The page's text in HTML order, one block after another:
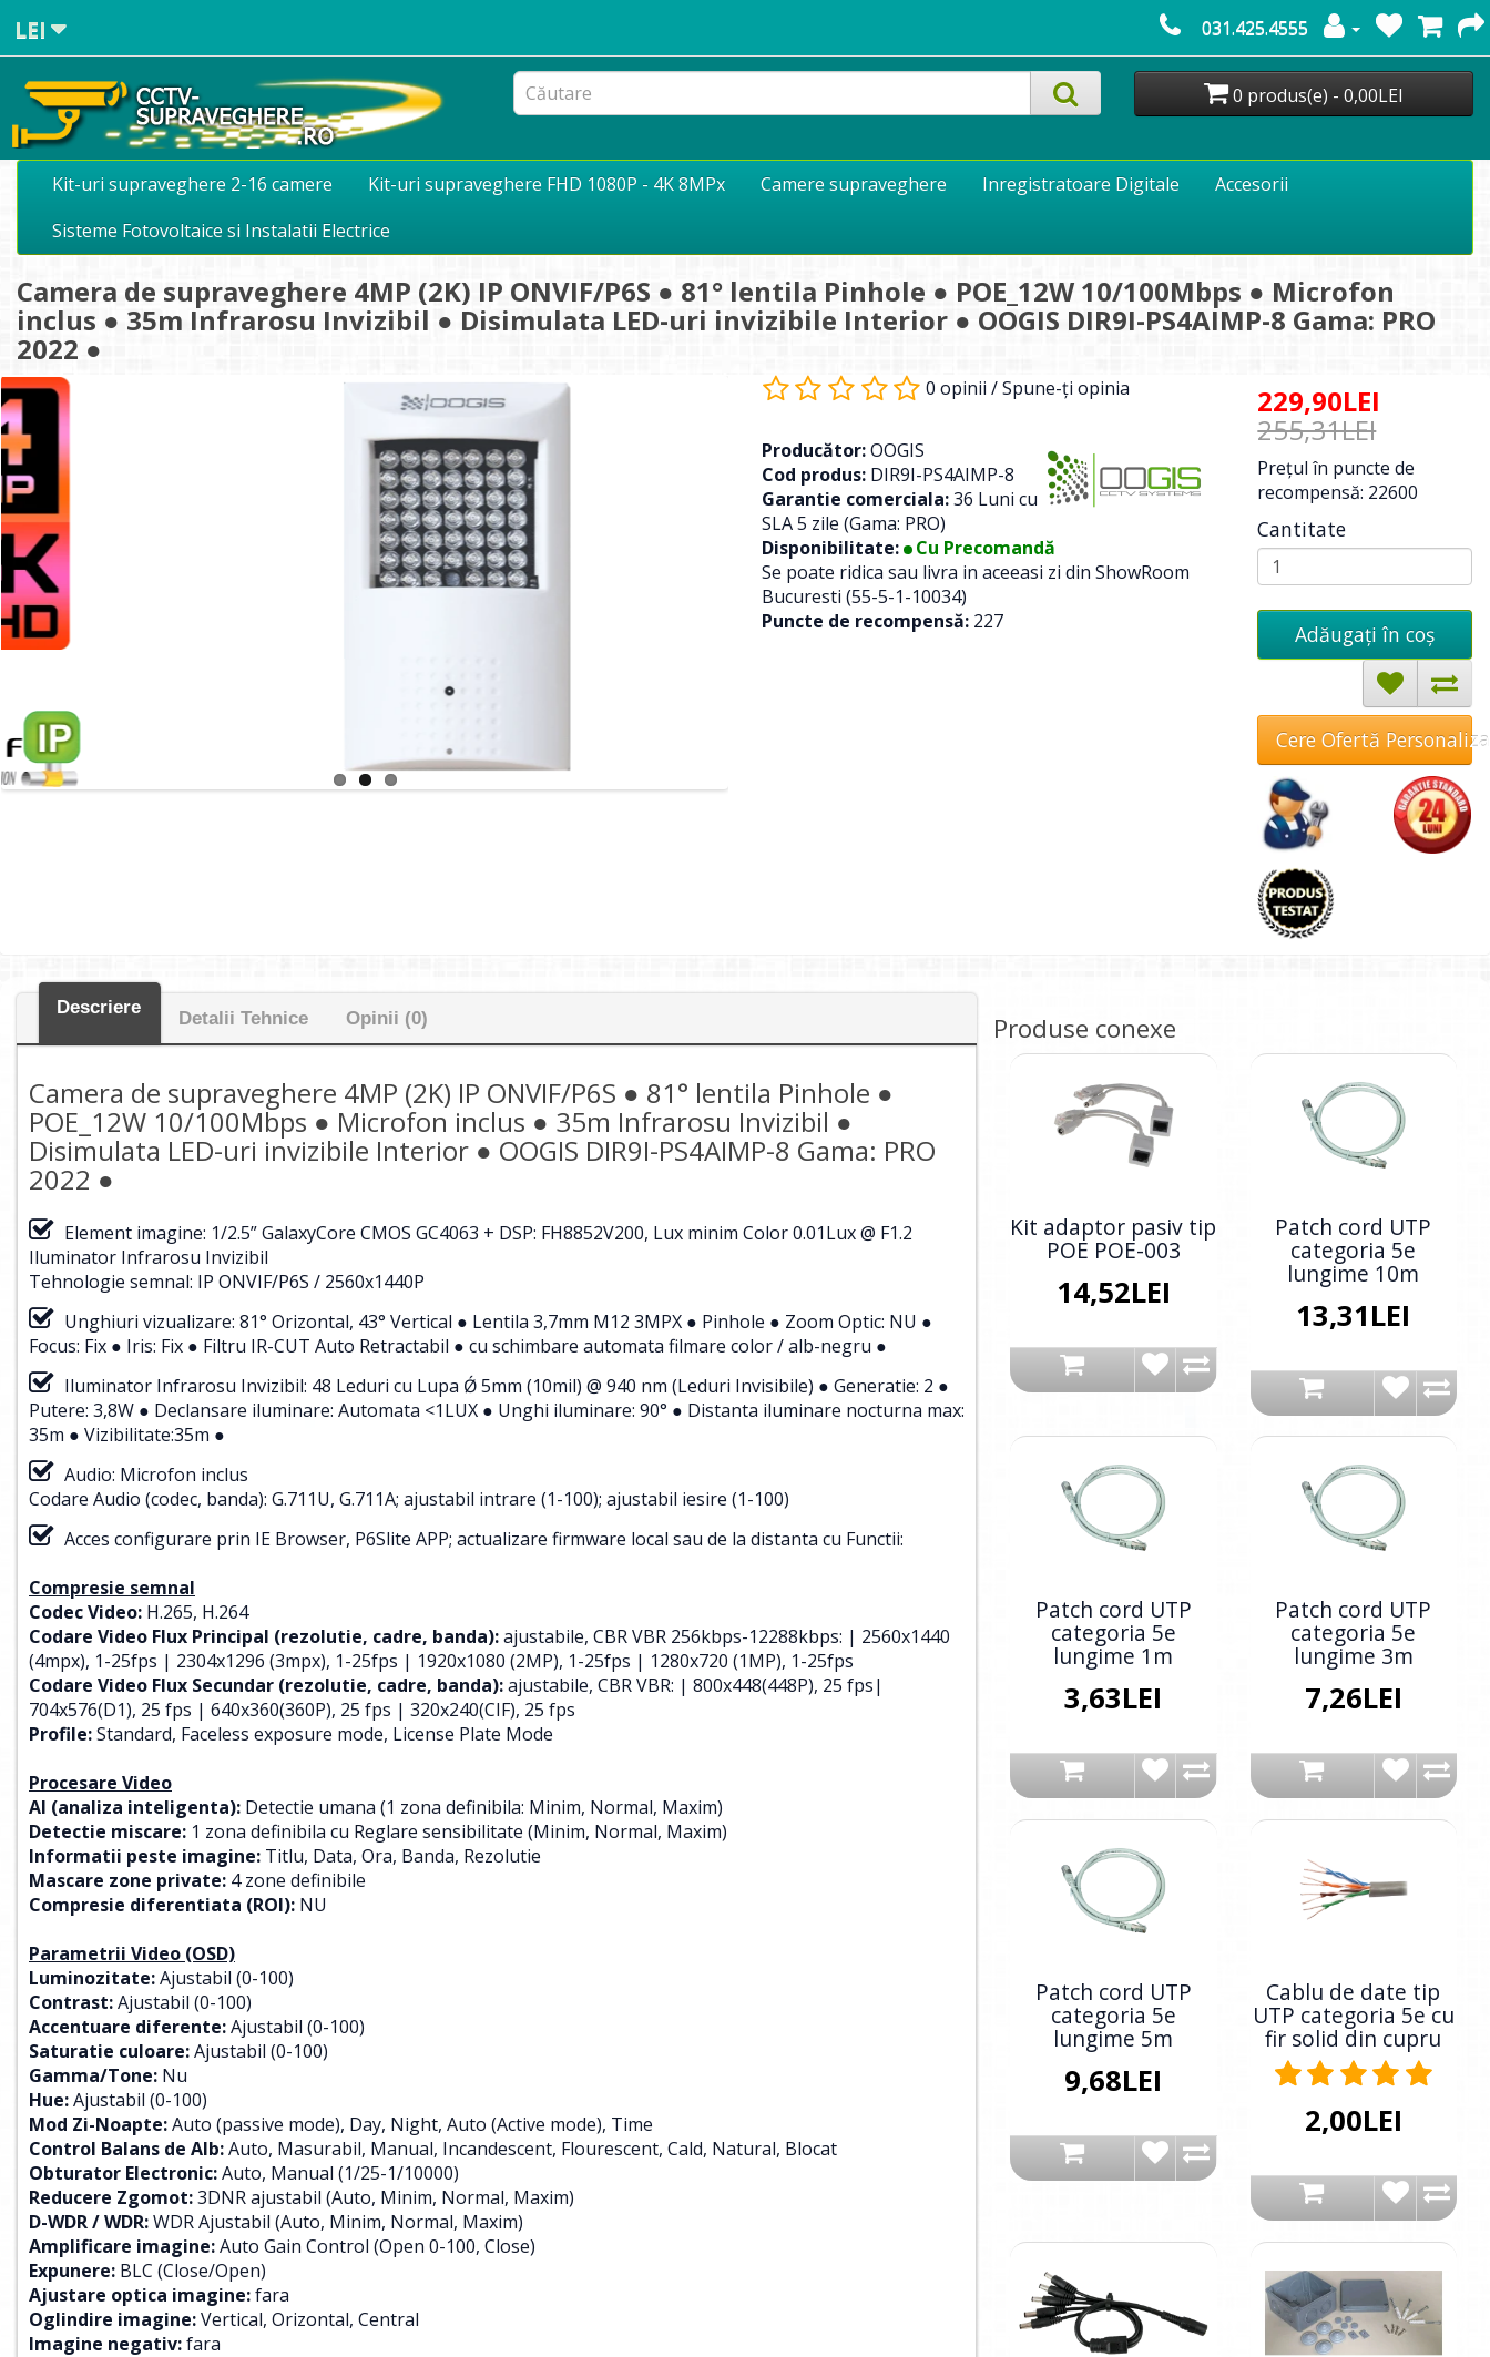
LEI 031.425.4555
0 produs(e) - 0,00LEI
Kit-uri supraveghere 2-16 camere Kit-uri supraveghere FHD 1080P - 4K 8MPx Camere supraveghere Inregistratoare Digitale
Accesorii
Sisteme Fotovoltaice si Instalatii Electrice
Camera de supraveghere 4MP (2K) IP ONVIF/P6S ● 81° lentila Pinhole ● POE_12W 10/100Mbps ● Microfon
inclus ● 35m Infrarosu Invizibil ● Disimulata LED-uri invizibile Interior ● OOGIS DIR9I-PS4AIMP-8 Gama: PRO
2022 ●
0 opinii /Spune-ţi opinia
Producător:OOGIS
Cod produs: DIR9I-PS4AIMP-8
Garantie comerciala:36 Luni cu
SLA 5 zile (Gama: PRO)
Disponibilitate:
Cu Precomandă
Se poate ridica sau livra in aceeasi zi din ShowRoom
Bucuresti (55-5-1-10034)
Puncte de recompensă: 227
229,90LEI
255,31LEI
Preţul în puncte de
recompensă: 22600
Cantitate
Adăugați în coş
Cere Ofertă
Descriere
Detalii Tehnice Opinii (0)
Camera de supraveghere 4MP (2K) IP ONVIF/P6S ● 81° lentila Pinhole ●
POE_12W 10/100Mbps ● Microfon inclus ● 35m Infrarosu Invizibil ●
Disimulata LED-uri invizibile Interior ● OOGIS DIR9I-PS4AIMP-8 Gama: PRO
2022 ●
Element imagine: 1/2.5” GalaxyCore CMOS GC4063 + DSP: FH8852V200, Lux minim Color 0.01Lux @ F1.2
Iluminator Infrarosu Invizibil
Tehnologie semnal: IP ONVIF/P6S / 2560x1440P
Unghiuri vizualizare: 81° Orizontal, 43° Vertical ● Lentila 3,7mm M12 3MPX ● Pinhole ● Zoom Optic: NU ●
Focus: Fix ● Iris: Fix ● Filtru IR-CUT Auto Retractabil ● cu schimbare automata filmare color / alb-negru ●
Iluminator Infrarosu Invizibil: 48 Leduri cu Lupa Ǿ 5mm (10mil) @ 940 nm (Leduri Invisibile) ● Generatie: 2 ●
Putere: 3,8W ● Declansare iluminare: Automata <1LUX ● Unghi iluminare: 90° ● Distanta iluminare nocturna max:
35m ● Vizibilitate:35m ●
Audio: Microfon inclus
Codare Audio (codec, banda): G.711U, G.711A; ajustabil intrare (1-100); ajustabil iesire (1-100)
Acces configurare prin IE Browser, P6Slite APP; actualizare firmware local sau de la distanta cu Functii:
Compresie semnal
Codec Video: H.265, H.264
Codare Video Flux Principal (rezolutie, cadre, banda):ajustabile, CBR VBR 256kbps-12288kbps: | 2560x1440
(4mpx), 1-25fps | 2304x1296 (3mpx), 1-25fps | 1920x1080 (2MP), 1-25fps | 1280x720 (1MP), 1-25fps
Codare Video Flux Secundar (rezolutie, cadre, banda):ajustabile, CBR VBR: | 800x448(448P), 25 fps|
704x576(D1), 25 fps | 640x360(360P), 25 fps | 320x240(CIF), 25 fps
Profile:Standard, Faceless exposure mode, License Plate Mode
Procesare Video
AI (analiza inteligenta): Detectie umana (1 zona definibila: Minim, Normal, Maxim)
Detectie miscare: 1 zona definibila cu Reglare sensibilitate (Minim, Normal, Maxim)
Informatii peste imagine: Titlu, Data, Ora, Banda, Rezolutie
Mascare zone private: 4 zone definibile
Compresie diferentiata (ROI): NU
Parametrii Video (OSD)
Luminozitate:Ajustabil (0-100)
Contrast:Ajustabil (0-100)
Accentuare diferente:Ajustabil (0-100)
Saturatie culoare:Ajustabil (0-100)
Gamma/Tone: Nu
Hue:Ajustabil (0-100)
Mod Zi-Noapte:Auto (passive mode), Day, Night, Auto (Active mode), Time
Control Balans de Alb:Auto, Masurabil, Manual, Incandescent, Flourescent, Cald, Natural, Blocat
Obturator Electronic:Auto, Manual (1/25-1/10000)
Reducere Zgomot:3DNR ajustabil (Auto, Minim, Normal, Maxim)
D-WDR / WDR:WDR Ajustabil (Auto, Minim, Normal, Maxim)
Amplificare imagine:Auto Gain Control (Open 0-100, Close)
Expunere: BLC (Close/Open)
Ajustare optica imagine:fara
Oglindire imagine:Vertical, Orizontal, Central
Imagine negativ:fara
Produse conexe
Kit adaptor pasiv tip
POE POE-003
14,52LEI
Patch cord UTP
categoria 5e
lungime 10m
13,31LEI
Patch cord UTP
categoria 5e
lungime 1m
3,63LEI
Patch cord UTP
categoria 5e
lungime 3m
7,26LEI
Patch cord UTP
categoria 5e
lungime 5m
9,68LEI
Cablu de date tip
UTP categoria 5e cu
fir solid din cupru
2,00LEI